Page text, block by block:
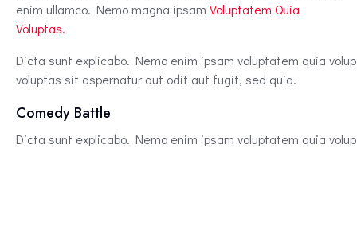
enim ullamco. Nemo magna ipsam Voluptatem Quia
Voluptas.
Dicta sunt explicabo. Nemo enim ipsam voluptatem quia
voluptas sit aspernatur aut odit aut fugit, sed quia.
Comedy Battle
Dicta sunt explicabo. Nemo enim ipsam voluptatem quia